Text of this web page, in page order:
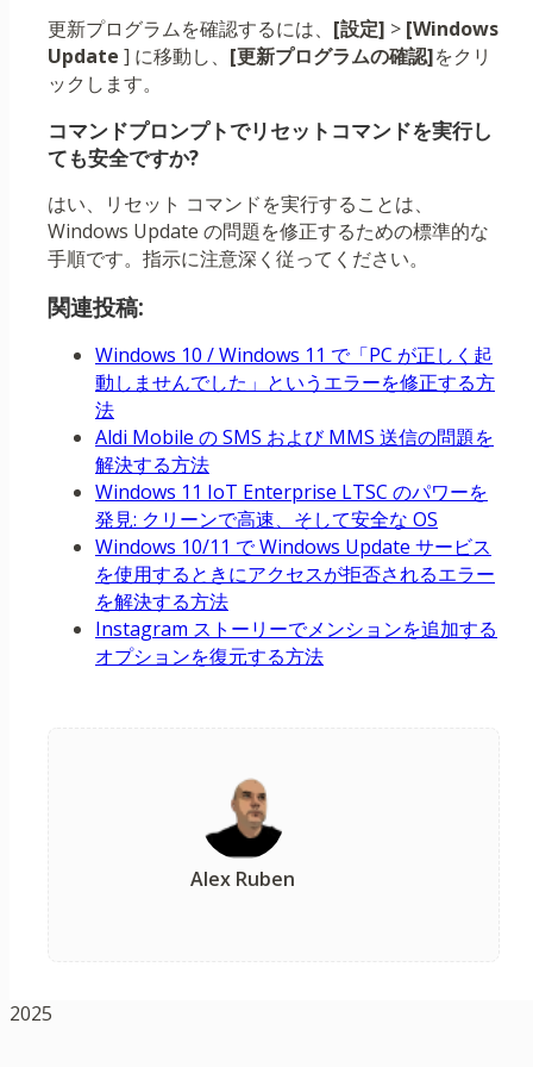
更新プログラムを確認するには、 [設定] > [Windows
Update ] に移動し、 [更新プログラムの確認]をクリ
ックします。
コマンドプロンプトでリセットコマンドを実行し
ても安全ですか?
はい、リセット コマンドを実行することは、
Windows Update の問題を修正するための標準的な
手順です。指示に注意深く従ってください。
関連投稿:
Windows 10 / Windows 11 で「PC が正しく起
動しませんでした」というエラーを修正する方
法
Aldi Mobile の SMS および MMS 送信の問題を
解決する方法
Windows 11 IoT Enterprise LTSC のパワーを
発見: クリーンで高速、そして安全な OS
Windows 10/11 で Windows Update サービス
を使用するときにアクセスが拒否されるエラー
を解決する方法
Instagram ストーリーでメンションを追加する
オプションを復元する方法
Alex Ruben
2025